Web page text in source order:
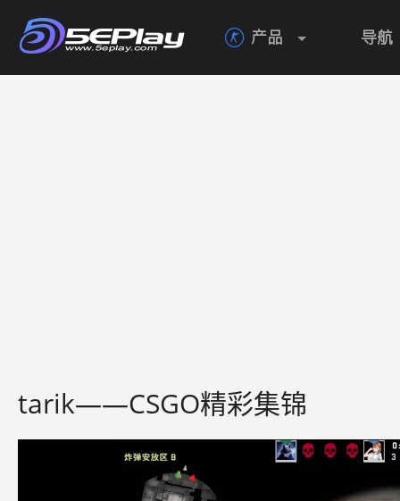
 产品 导航
tarik——CSGO精彩集锦